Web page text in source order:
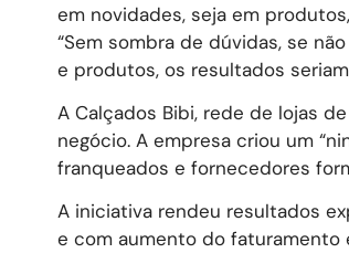
em novidades, seja em
“Sem sombra de dúvidas, se
e produtos, os resultados
A Calçados Bibi, rede de lojas
negócio. A empresa criou um
franqueados e fornecedores
A iniciativa rendeu resultados
e com aumento do faturamento